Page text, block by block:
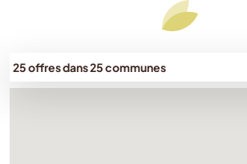
25 offres dans 25 communes